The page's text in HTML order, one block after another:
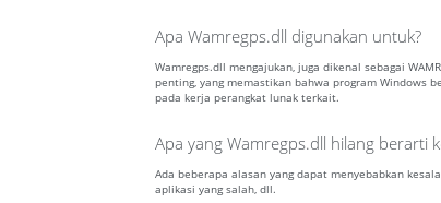
Apa Wamregps.dll digunakan untuk?
Wamregps.dll mengajukan, juga dikenal sebagai
penting, yang memastikan bahwa program Windows
pada kerja perangkat lunak terkait.
Apa yang Wamregps.dll hilang berarti
Ada beberapa alasan yang dapat menyebabkan
aplikasi yang salah, dll.